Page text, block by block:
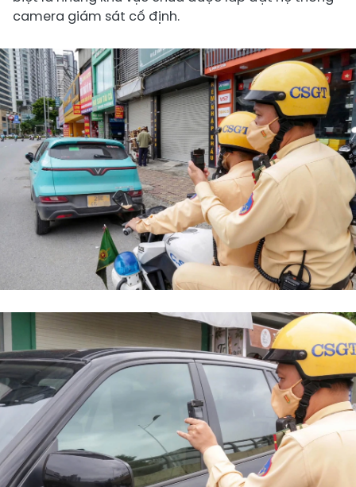
camera giám sát cố định.